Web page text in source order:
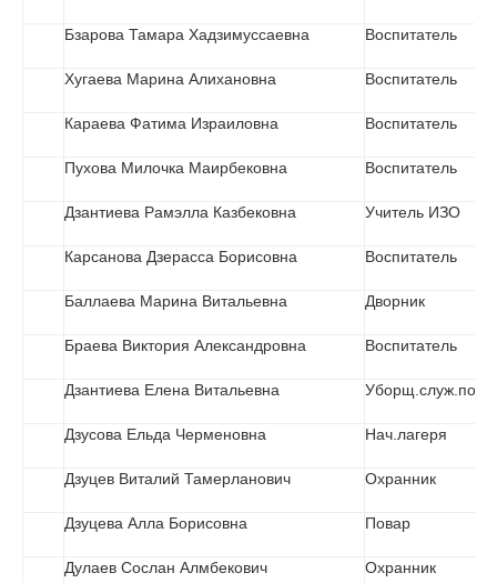
Бзарова Тамара Хадзимуссаевна Воспитатель
Хугаева Марина Алихановна Воспитатель
Караева Фатима Израиловна Воспитатель
Пухова Милочка Маирбековна Воспитатель
Дзантиева Рамэлла Казбековна Учитель ИЗО
Карсанова Дзерасса Борисовна Воспитатель
Баллаева Марина Витальевна Дворник
Браева Виктория Александровна Воспитатель
Дзантиева Елена Витальевна Уборщ.служ.пом.
Дзусова Ельда Черменовна Нач.лагеря
Дзуцев Виталий Тамерланович Охранник
Дзуцева Алла Борисовна Повар
Дулаев Сослан Алмбекович Охранник